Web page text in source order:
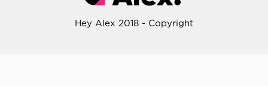
Hey Alex 2018 - Copyright